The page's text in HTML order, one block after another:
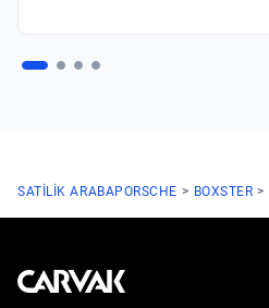
SATILIK ARABAPORSCHE BOXSTER
Kavak